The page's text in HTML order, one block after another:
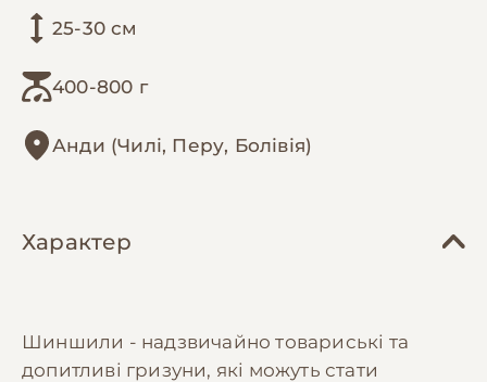
25-30 см
400-800 г
Анди (Чилі, Перу, Болівія)
Характер
Шиншили - надзвичайно товариські та
допитливі гризуни, які можуть стати